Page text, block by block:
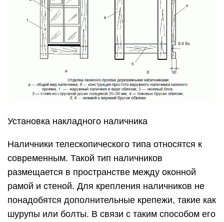
Установка накладного наличника
Наличники телескопического типа относятся к
современным. Такой тип наличников
размещается в пространстве между оконной
рамой и стеной. Для крепления наличников не
понадобятся дополнительные крепежи, такие как
шурупы или болты. В связи с таким способом его